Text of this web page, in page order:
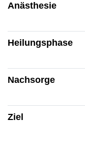
Anästhesie
Heilungsphase
Nachsorge
Ziel